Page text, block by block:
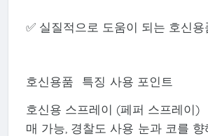
✅ 실질적으로 도움이 되는 호신용
호신용품 특징 사용 포인트
호신용 스프레이 (페퍼 스프레이)
매 가능, 경찰도 사용 눈과 코를